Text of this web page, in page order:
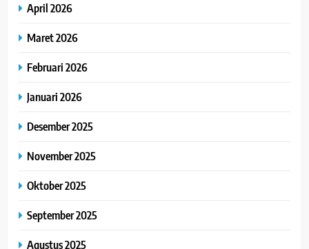
April 2026
Maret 2026
Februari 2026
Januari 2026
Desember 2025
November 2025
Oktober 2025
September 2025
Agustus 2025